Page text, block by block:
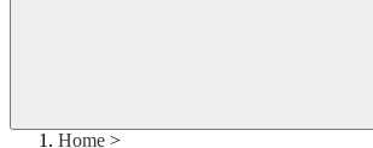
Home >